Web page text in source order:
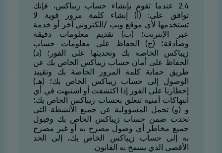
4.2 عندما تقوم بإنشاء حساب زيباكس، فإنك
توافق على: (أ) إنشاء كلمة مرور قوية لا
تستخدمها لأي موقع ويب /الكتروني آخر أو خدمة
عبر الإنترنت؛ (ب) تقديم معلومات دقيقة
وصادقة؛ (ج) الحفاظ على معلومات حساب
زيباكس الخاصة بك وتحديثها على الفور؛ (د)
الحفاظ على أمان حساب زيباكس الخاص بك عن
طريق حماية كلمة المرور الخاصة بك وتقييد
الوصول إلى حساب زيباكس الخاص بك؛ (هـ)
إخطارنا على الفور إذا اكتشفت أو اشتبهت في أي
انتهاكات أمنية تتعلق بحساب زيباكس الخاص بك؛
و (و) تحمل المسؤولية عن جميع الأنشطة التي
تحدث ضمن حساب زيباكس الخاص بك وقبول
جميع مخاطر أي وصول مصرح به أو غير مصرح
به إلى حساب زيباكس الخاص بك، إلى الحد
الأقصى الذي يسمح به القانون.